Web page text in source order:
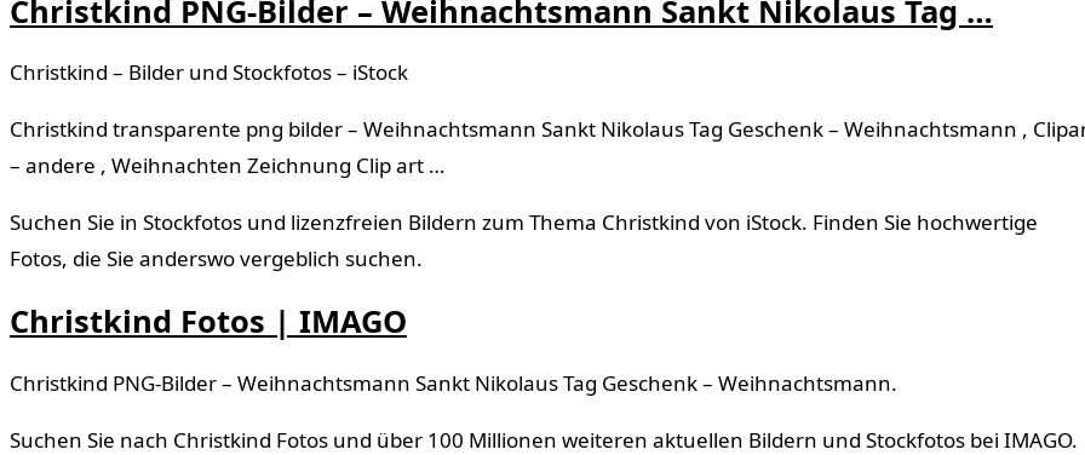
Christkind PNG-Bilder – Weihnachtsmann Sankt Nikolaus Tag …
Christkind – Bilder und Stockfotos – iStock
Christkind transparente png bilder – Weihnachtsmann Sankt Nikolaus Tag Geschenk – Weihnachtsmann ,
– andere , Weihnachten Zeichnung Clip art …
Suchen Sie in Stockfotos und lizenzfreien Bildern zum Thema Christkind von iStock. Finden Sie hochwertige
Fotos, die Sie anderswo vergeblich suchen.
Christkind Fotos | IMAGO
Christkind PNG-Bilder – Weihnachtsmann Sankt Nikolaus Tag Geschenk – Weihnachtsmann.
Suchen Sie nach Christkind Fotos und über 100 Millionen weiteren aktuellen Bildern und Stockfotos bei IMAGO.